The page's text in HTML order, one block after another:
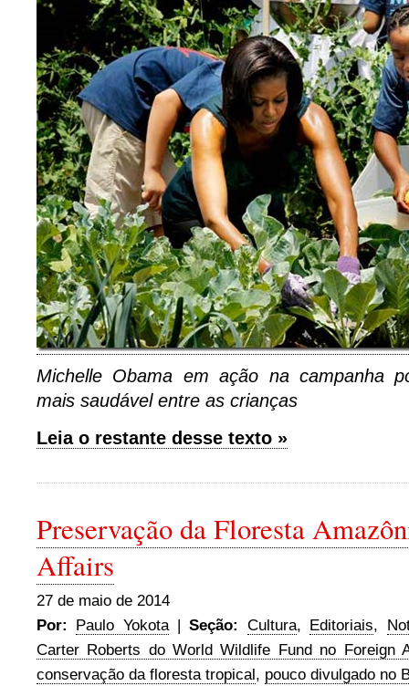
Michelle Obama em ação na campanha
mais saudável entre as crianças
Leia o restante desse texto »
Preservação da Floresta
Affairs
27 de maio de 2014
Por:
Paulo Yokota|Seção: Cultura, Editoriais,
Carter Roberts do World Wildlife Fund no Foreign
conservação da floresta tropical, pouco divulgado no